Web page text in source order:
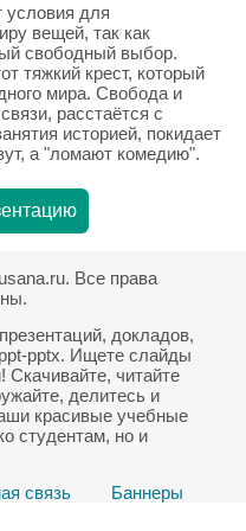
условия для
вещей, так как
свободный выбор.
тяжкий крест, который
мира. Свобода и
расстаётся с
историей, покидает
а "ломают комедию".
Все права
докладов,
pptx. Ищете слайды
читайте
делитесь и
красивые учебные
студентам, но и
связь Баннеры